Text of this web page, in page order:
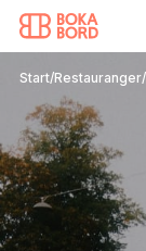
Start/Restauranger/